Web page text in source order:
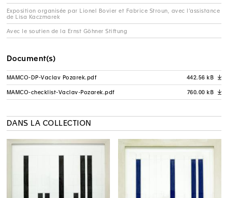
Exposition organisée par Lionel Bovier et Fabrice Stroun, avec l’assistance
de Lisa Kaczmarek
Avec le soutien de la Ernst Göhner Stiftung
Document(s)
MAMCO-DP-Vaclav Pozarek.pdf A
442.56 kB
MAMCO-checklist-Vaclav-Pozarek.pdf A
760.00 kB
DANS LA COLLECTION